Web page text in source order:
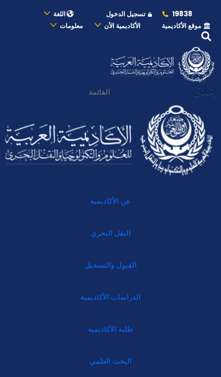
19838 تسجيل الدخول
اللغة
موقع الأكاديمية
الأكاديمية الأن معلومات
إغلاق القائمة
عن الأكاديمية
النقل البحري
القبول والتسجيل
الدراسات الأكاديمية
طلبة الأكاديمية
البحث العلمي